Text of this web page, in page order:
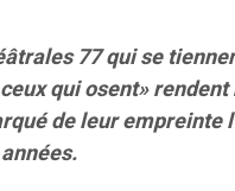
77 qui se
qui osent»
de leur empreinte